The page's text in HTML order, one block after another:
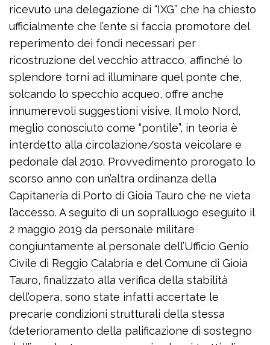
ricevuto una delegazione di “IXG” che ha chiesto
ufficialmente che l’ente si faccia promotore del
reperimento dei fondi necessari per
ricostruzione del vecchio attracco, affinché lo
splendore torni ad illuminare quel ponte che,
solcando lo specchio acqueo, offre anche
innumerevoli suggestioni visive. Il molo Nord,
meglio conosciuto come “pontile”, in teoria è
interdetto alla circolazione/sosta veicolare e
pedonale dal 2010. Provvedimento prorogato lo
scorso anno con un’altra ordinanza della
Capitaneria di Porto di Gioia Tauro che ne vieta
l’accesso. A seguito di un sopralluogo eseguito il
2 maggio 2019 da personale militare
congiuntamente al personale dell’Ufficio Genio
Civile di Reggio Calabria e del Comune di Gioia
Tauro, finalizzato alla verifica della stabilità
dell’opera, sono state infatti accertate le
precarie condizioni strutturali della stessa
(deterioramento della palificazione di sostegno